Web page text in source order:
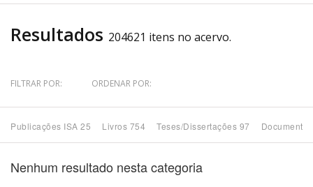
Até
Povo Indígena
Resultados 204621 itens no acervo.
FILTRAR POR: ORDENAR POR:
Publicações ISA 25 Livros 754 Teses/Dissertações 97
Nenhum resultado nesta categoria